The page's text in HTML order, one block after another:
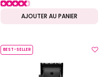
AJOUTER AU PANIER
BEST-SELLER